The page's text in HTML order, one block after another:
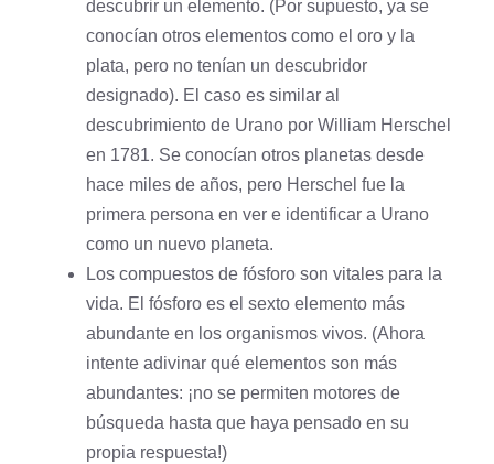
descubrir un elemento. (Por supuesto, ya se
conocían otros elementos como el oro y la
plata, pero no tenían un descubridor
designado). El caso es similar al
descubrimiento de Urano por William Herschel
en 1781. Se conocían otros planetas desde
hace miles de años, pero Herschel fue la
primera persona en ver e identificar a Urano
como un nuevo planeta.
Los compuestos de fósforo son vitales para la
vida. El fósforo es el sexto elemento más
abundante en los organismos vivos. (Ahora
intente adivinar qué elementos son más
abundantes: ¡no se permiten motores de
búsqueda hasta que haya pensado en su
propia respuesta!)